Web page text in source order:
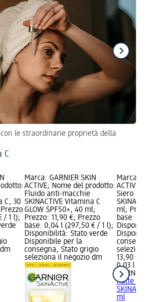
le straordinarie proprietà della
C
C, 30
/ 1 l);
Marca: GARNIER SKIN
ACTIVE; Nome del prodotto:
Fluido anti-macchie
SKINACTIVE Vitamina C
GLOW SPF50+, 40 ml;
Prezzo: 11,90 €; Prezzo
base: 0,04 l (297,50 € / 1 l);
Disponibilità: Stato verde
Disponibile per la
consegna, Stato grigio
seleziona il negozio dm
Marca:
Siero
ml;
base:
13,90 €
0,03 l
notte
ml